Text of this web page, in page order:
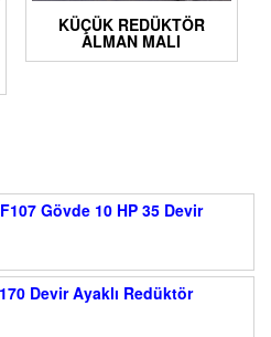
KÜÇÜK REDÜKTÖR
ALMAN MALI
Gövde 10 HP 35 Devir
Devir Ayaklı Redüktör